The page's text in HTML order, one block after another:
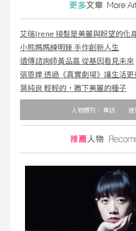
艾瑞Irene 接髮是美麗與盼望的化
小熊媽媽練明臻 手作創新人生
遺傳諮詢師黃品嘉 從基因看見未來
張恩嬅 透過《真實劇場》讓生活
葉純良 輕輕的，撒下美麗的種子
人物週刊： 專訪 速